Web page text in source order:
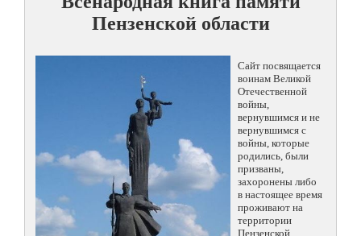
Пензенской области
Сайт посвящается
воинам Великой
Отечественной
войны,
вернувшимся и не
вернувшимся с
войны, которые
родились, были
призваны,
захоронены либо
в настоящее время
проживают на
территории
Пензенской